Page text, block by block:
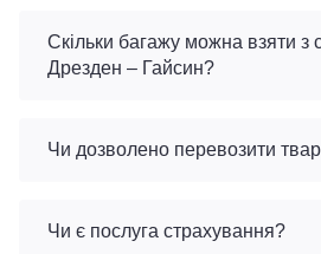
Скільки багажу можна взяти з
Дрезден – Гайсин?
Чи дозволено перевозити
Чи є послуга страхування?